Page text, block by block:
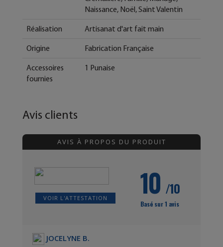
Naissance, Noël, Saint Valentin
Réalisation Artisanat d'art fait main
Origine Fabrication Française
Accessoires
fournies
1 Punaise
Avis clients
AVIS À PROPOS DU PRODUIT
VOIR L'ATTESTATION 10 /10
Basé sur 1 avis
JOCELYNE B.